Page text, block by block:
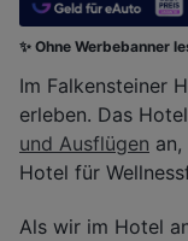
✨ Ohne Werbebanner
Im Falkensteiner
erleben. Das
und Ausflügen
Hotel für
Als wir im Hotel